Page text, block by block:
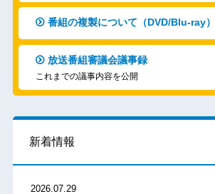
番組の複製について（DVD/Blu-ray）
放送番組審議会議事録
これまでの議事内容を公開
新着情報
2026.07.29